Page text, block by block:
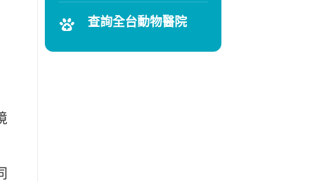
查詢全台動物醫院